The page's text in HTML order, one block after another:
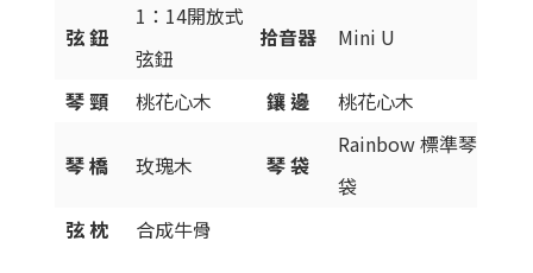
弦 鈕
1：14開放式
弦鈕
拾音器 Mini U
琴 頸 桃花心木 鑲 邊 桃花心木
琴 橋 玫瑰木 琴 袋
Rainbow 標準琴
袋
弦 枕
合成牛骨